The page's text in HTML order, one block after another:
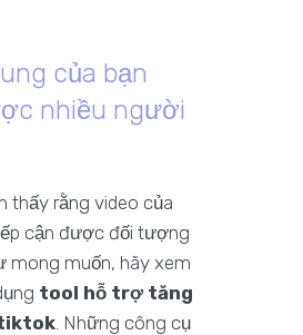
của bạn
nhiều người
thấy rằng video của
cận được đối tượng
mong muốn, hãy xem
tool hỗ trợ tăng
. Những công cụ